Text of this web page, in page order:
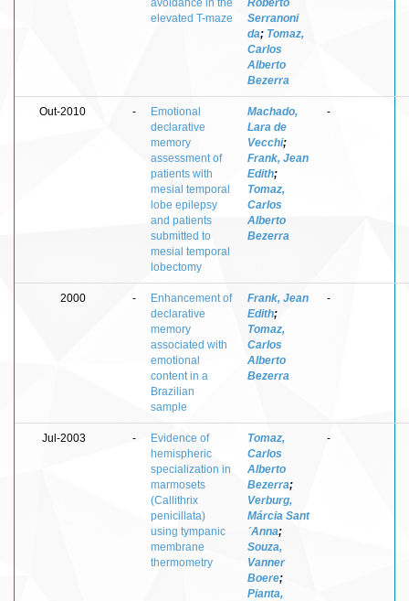
elevated T-maze
Serranoni
da; Tomaz,
Carlos
Alberto
Bezerra
Out-2010 -
Emotional
declarative
memory
assessment of
patients with
mesial temporal
lobe epilepsy
and patients
submitted to
mesial temporal
lobectomy
Machado,
Lara de
Vecchi;
Frank, Jean
Edith;
Tomaz,
Carlos
Alberto
Bezerra
-
2000 -
Enhancement of
declarative
memory
associated with
emotional
content in a
Brazilian
sample
Frank, Jean
Edith;
Tomaz,
Carlos
Alberto
Bezerra
-
Jul-2003 -
Evidence of
hemispheric
specialization in
marmosets
(Callithrix
penicillata)
using tympanic
membrane
thermometry
Tomaz,
Carlos
Alberto
Bezerra;
Verburg,
Márcia Sant
´Anna;
Souza,
Vanner
Boere;
Pianta,
-